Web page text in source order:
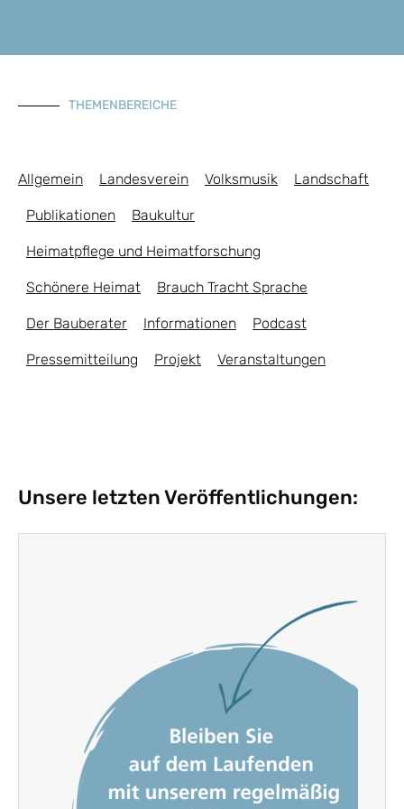
THEMENBEREICHE
Allgemein Landesverein Volksmusik Landschaft
Publikationen Baukultur
Heimatpflege und Heimatforschung
Schönere Heimat Brauch Tracht Sprache
Der Bauberater Informationen Podcast
Pressemitteilung Projekt Veranstaltungen
Unsere letzten Veröffentlichungen: